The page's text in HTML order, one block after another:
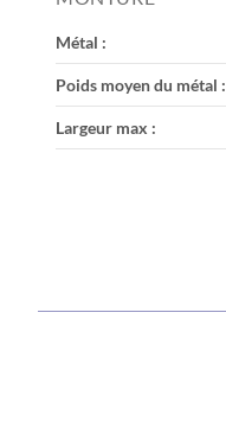
images
Métal :
Poids moyen du métal :
Largeur max :